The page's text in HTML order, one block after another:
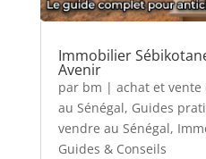
Immobilier
Avenir
par bm | achat et
au Sénégal, Guides
vendre au Sénégal,
Guides & Conseils